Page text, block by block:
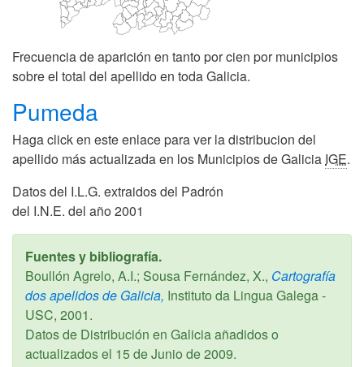
Frecuencia de aparición en tanto por cien por municipios
sobre el total del apellido en toda Galicia.
Pumeda
Haga click en este enlace para ver la distribucion del
apellido más actualizada en los Municipios de Galicia IGE.
Datos del I.L.G. extraidos del Padrón
del I.N.E. del año 2001
Fuentes y bibliografía.
Boullón Agrelo, A.I.; Sousa Fernández, X., Cartografía
dos apelidos de Galicia, Instituto da Lingua Galega -
USC, 2001.
Datos de Distribución en Galicia añadidos o
actualizados el 15 de Junio de 2009.